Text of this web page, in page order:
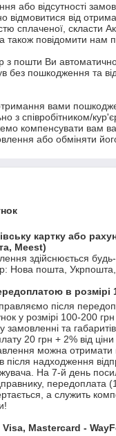
або відсутності
відмовитися від
сплаченої, скласти
а також повідомити нам
з пошти Ви
без пошкодження та
вами
з співробітником/
компенсувати вам
або обміняти
картку або
Meest)
здійснюється
Нова пошта,
в розмірі
після
у розмірі 100-200
у замовленні та
20 грн + 2% від
можна отримати
після надходження
На 7-й день
передоплата
а служить
Mastercard -